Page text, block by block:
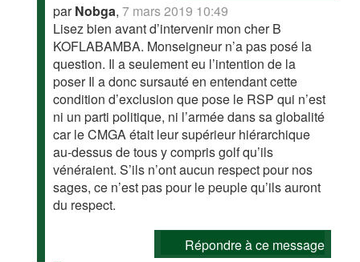
parNobga,7 mars 2019 10:49
Lisez bien avant d’intervenir mon cher B
KOFLABAMBA. Monseigneur n’a pas posé la
question. Il a seulement eu l’intention de la
poser Il a donc sursauté en entendant cette
condition d’exclusion que pose le RSP qui n’est
ni un parti politique, ni l’armée dans sa globalité
car le CMGA était leur supérieur hiérarchique
au-dessus de tous y compris golf qu’ils
vénéraient. S’ils n’ont aucun respect pour nos
sages, ce n’est pas pour le peuple qu’ils auront
du respect.
Répondre à ce message